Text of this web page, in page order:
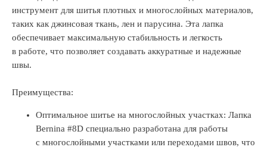
инструмент для шитья плотных и многослойных материалов,
таких как джинсовая ткань, лен и парусина. Эта лапка
обеспечивает максимальную стабильность и легкость
в работе, что позволяет создавать аккуратные и надежные
швы.
Преимущества:
Оптимальное шитье на многослойных участках: Лапка
Bernina #8D специально разработана для работы
с многослойными участками или переходами швов, что